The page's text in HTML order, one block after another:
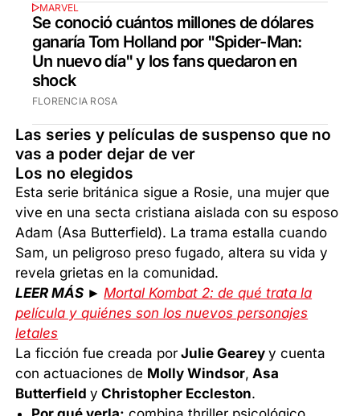
MARVEL
Se conoció cuántos millones de dólares
ganaría Tom Holland por "Spider-Man:
Un nuevo día" y los fans quedaron en
shock
FLORENCIA ROSA
Las series y películas de suspenso que no
vas a poder dejar de ver
Los no elegidos
Esta serie británica sigue a Rosie, una mujer que
vive en una secta cristiana aislada con su esposo
Adam (Asa Butterfield). La trama estalla cuando
Sam, un peligroso preso fugado, altera su vida y
revela grietas en la comunidad.
LEER MÁS ► Mortal Kombat 2: de qué trata la
película y quiénes son los nuevos personajes
letales
La ficción fue creada por Julie Geareyy cuenta
con actuaciones de Molly Windsor, Asa
Butterfieldy Christopher Eccleston.